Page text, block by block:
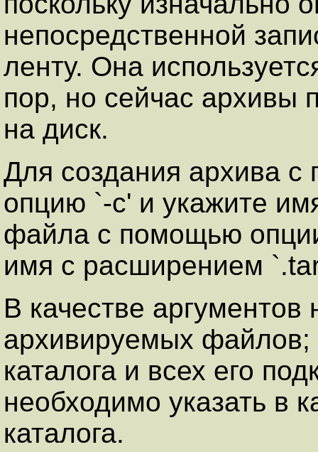
непосредственной
ленту. Она
пор, но сейчас архивы
на диск.
Для создания архива
опцию `-c' и укажите
файла с помощью
имя с расширением
В качестве
архивируемых файлов;
каталога и всех его
необходимо указать в
каталога.